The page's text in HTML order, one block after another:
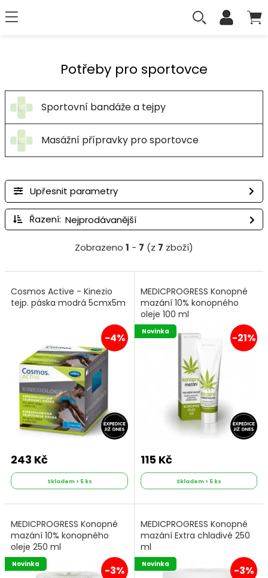
Potřeby pro sportovce
Sportovní bandáže a tejpy
Masážní přípravky pro sportovce
Upřesnit parametry
Řazení:
Zobrazeno 1 - 7 (z 7 zboží)
Cosmos Active - Kinezio
tejp. páska modrá 5cmx5m
-4%
243 Kč
Skladem > 5 ks
MEDICPROGRESS Konopné
mazání 10% konopného
oleje 100 ml
-21%
Novinka
115 Kč
Skladem > 5 ks
MEDICPROGRESS Konopné
mazání 10% konopného
oleje 250 ml
-3%
Novinka
MEDICPROGRESS Konopné
mazání Extra chladivé 250
ml
-3%
Novinka